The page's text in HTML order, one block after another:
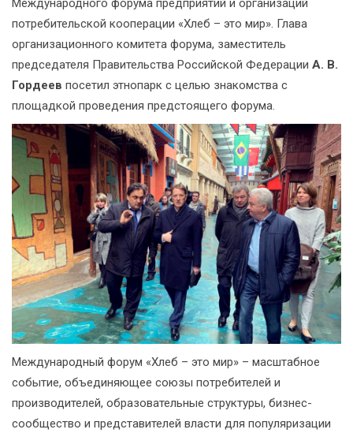
Международного форума предприятий и организаций
потребительской кооперации «Хлеб – это мир». Глава
организационного комитета форума, заместитель
председателя Правительства Российской Федерации А. В.
Гордеев посетил этнопарк с целью знакомства с
площадкой проведения предстоящего форума.
Международный форум «Хлеб – это мир» – масштабное
событие, объединяющее союзы потребителей и
производителей, образовательные структуры, бизнес-
сообщество и представителей власти для популяризации